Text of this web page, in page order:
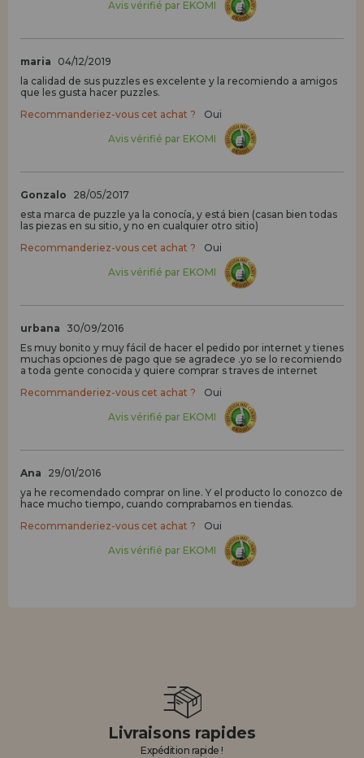
Avis vérifié par EKOMI
maria
04/12/2019
la calidad de sus puzzles es excelente y la recomiendo a amigos
que les gusta hacer puzzles.
Recommanderiez-vous cet achat ?
Oui
Avis vérifié par EKOMI
Gonzalo
28/05/2017
esta marca de puzzle ya la conocía, y está bien (casan bien todas
las piezas en su sitio, y no en cualquier otro sitio)
Recommanderiez-vous cet achat ?
Oui
Avis vérifié par EKOMI
urbana
30/09/2016
Es muy bonito y muy fácil de hacer el pedido por internet y tienes
muchas opciones de pago que se agradece .yo se lo recomiendo
a toda gente conocida y quiere comprar s traves de internet
Recommanderiez-vous cet achat ?
Oui
Avis vérifié par EKOMI
Ana
29/01/2016
ya he recomendado comprar on line. Y el producto lo conozco de
hace mucho tiempo, cuando comprabamos en tiendas.
Recommanderiez-vous cet achat ?
Oui
Avis vérifié par EKOMI
Livraisons rapides
Expédition rapide !